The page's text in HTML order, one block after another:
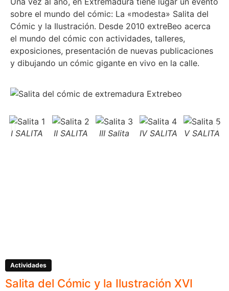
sobre el mundo del cómic: La «modesta» Salita del
Cómic y la Ilustración. Desde 2010 extreBeo acerca
el mundo del cómic con actividades, talleres,
exposiciones, presentación de nuevas publicaciones
y dibujando un cómic gigante en vivo en la calle.
I SALITA II SALITA III Salita IV SALITA V SALITA
Actividades
Salita del Cómic y la Ilustración XVI